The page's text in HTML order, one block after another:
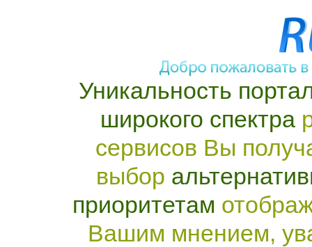
Уникальность
широкого спектра
сервисов Вы
выбор
приоритетам
Вашим мнением,